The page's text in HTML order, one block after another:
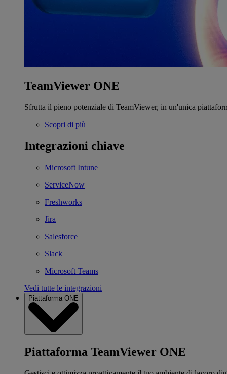
TeamViewer ONE
Sfrutta il pieno potenziale di TeamViewer, in un'unica
Scopri di più
Integrazioni chiave
Microsoft Intune
ServiceNow
Freshworks
Jira
Salesforce
Slack
Microsoft Teams
Vedi tutte le integrazioni
Piattaforma ONE
Piattaforma TeamViewer ONE